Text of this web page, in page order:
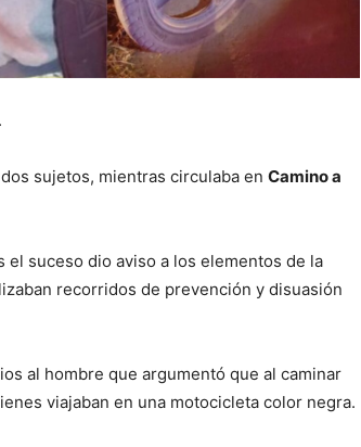
sujetos, mientras circulaba en Camino a
suceso dio aviso a los elementos de la
recorridos de prevención y disuasión
al hombre que argumentó que al caminar
viajaban en una motocicleta color negra.